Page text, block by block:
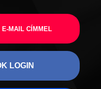
MAIL CÍMMEL
LOGIN